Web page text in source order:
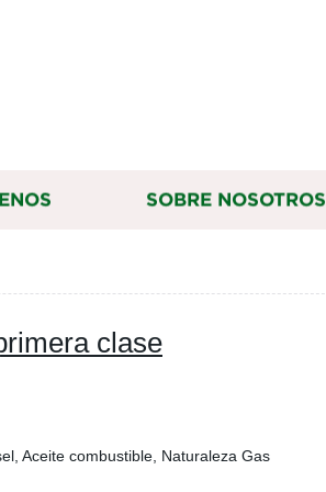
SOBRE NOSOTROS
clase
Aceite combustible, Naturaleza Gas